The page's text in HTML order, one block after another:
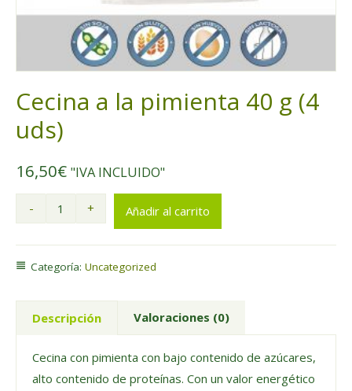
Cecina a la pimienta 40 g (4
uds)
16,50€ "IVA INCLUIDO"
- + Añadir al carrito
Categoría: Uncategorized
Descripción Valoraciones (0)
Cecina con pimienta con bajo contenido de azúcares,
alto contenido de proteínas. Con un valor energético